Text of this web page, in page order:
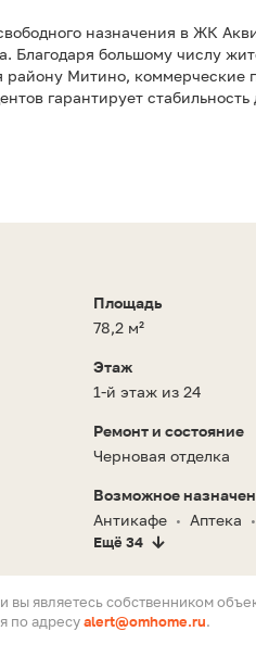
назначения в ЖК
Благодаря большому числу
Митино, коммерческие
гарантирует
Площадь
78,2 м²
Этаж
1-й этаж из 24
Ремонт и состояние
Черновая отделка
Возможное
Антикафе • Аптека •
Ещё 34
являетесь собственником
по адресуalert@omhome.ru.